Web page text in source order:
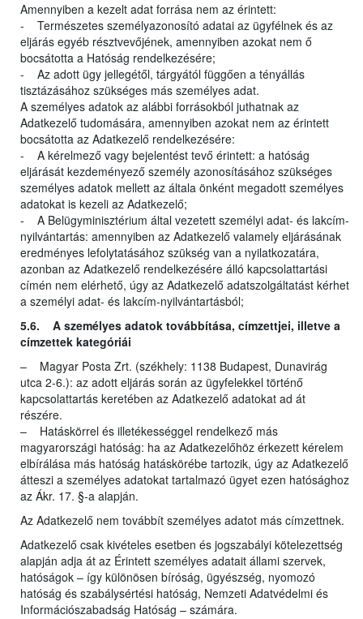
Amennyiben a kezelt adat forrása nem az érintett:
- Természetes személyazonosító adatai az ügyfélnek és az
eljárás egyéb résztvevőjének, amennyiben azokat nem ő
bocsátotta a Hatóság rendelkezésére;
- Az adott ügy jellegétől, tárgyától függően a tényállás
tisztázásához szükséges más személyes adat.
A személyes adatok az alábbi forrásokból juthatnak az
Adatkezelő tudomására, amennyiben azokat nem az érintett
bocsátotta az Adatkezelő rendelkezésére:
- A kérelmező vagy bejelentést tevő érintett: a hatóság
eljárását kezdeményező személy azonosításához szükséges
személyes adatok mellett az általa önként megadott személyes
adatokat is kezeli az Adatkezelő;
- A Belügyminisztérium által vezetett személyi adat- és lakcím-
nyilvántartás: amennyiben az Adatkezelő valamely eljárásának
eredményes lefolytatásához szükség van a nyilatkozatára,
azonban az Adatkezelő rendelkezésére álló kapcsolattartási
címén nem elérhető, úgy az Adatkezelő adatszolgáltatást kérhet
a személyi adat- és lakcím-nyilvántartásból;
5.6. A személyes adatok továbbítása, címzettjei, illetve a
címzettek kategóriái
– Magyar Posta Zrt. (székhely: 1138 Budapest, Dunavirág
utca 2-6.): az adott eljárás során az ügyfelekkel történő
kapcsolattartás keretében az Adatkezelő adatokat ad át
részére.
– Hatáskörrel és illetékességgel rendelkező más
magyarországi hatóság: ha az Adatkezelőhöz érkezett kérelem
elbírálása más hatóság hatáskörébe tartozik, úgy az Adatkezelő
átteszi a személyes adatokat tartalmazó ügyet ezen hatósághoz
az Ákr. 17. §-a alapján.
Az Adatkezelő nem továbbít személyes adatot más címzettnek.
Adatkezelő csak kivételes esetben és jogszabályi kötelezettség
alapján adja át az Érintett személyes adatait állami szervek,
hatóságok – így különösen bíróság, ügyészség, nyomozó
hatóság és szabálysértési hatóság, Nemzeti Adatvédelmi és
Információszabadság Hatóság – számára.